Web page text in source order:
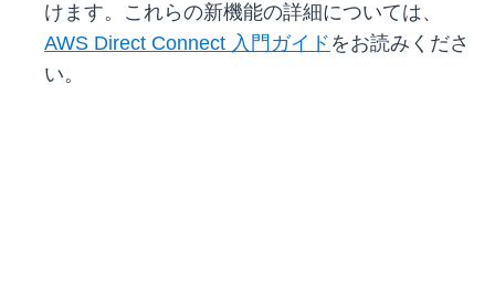
けます。これらの新機能の詳細については、
AWS Direct Connect 入門ガイド をお読みくださ
い。